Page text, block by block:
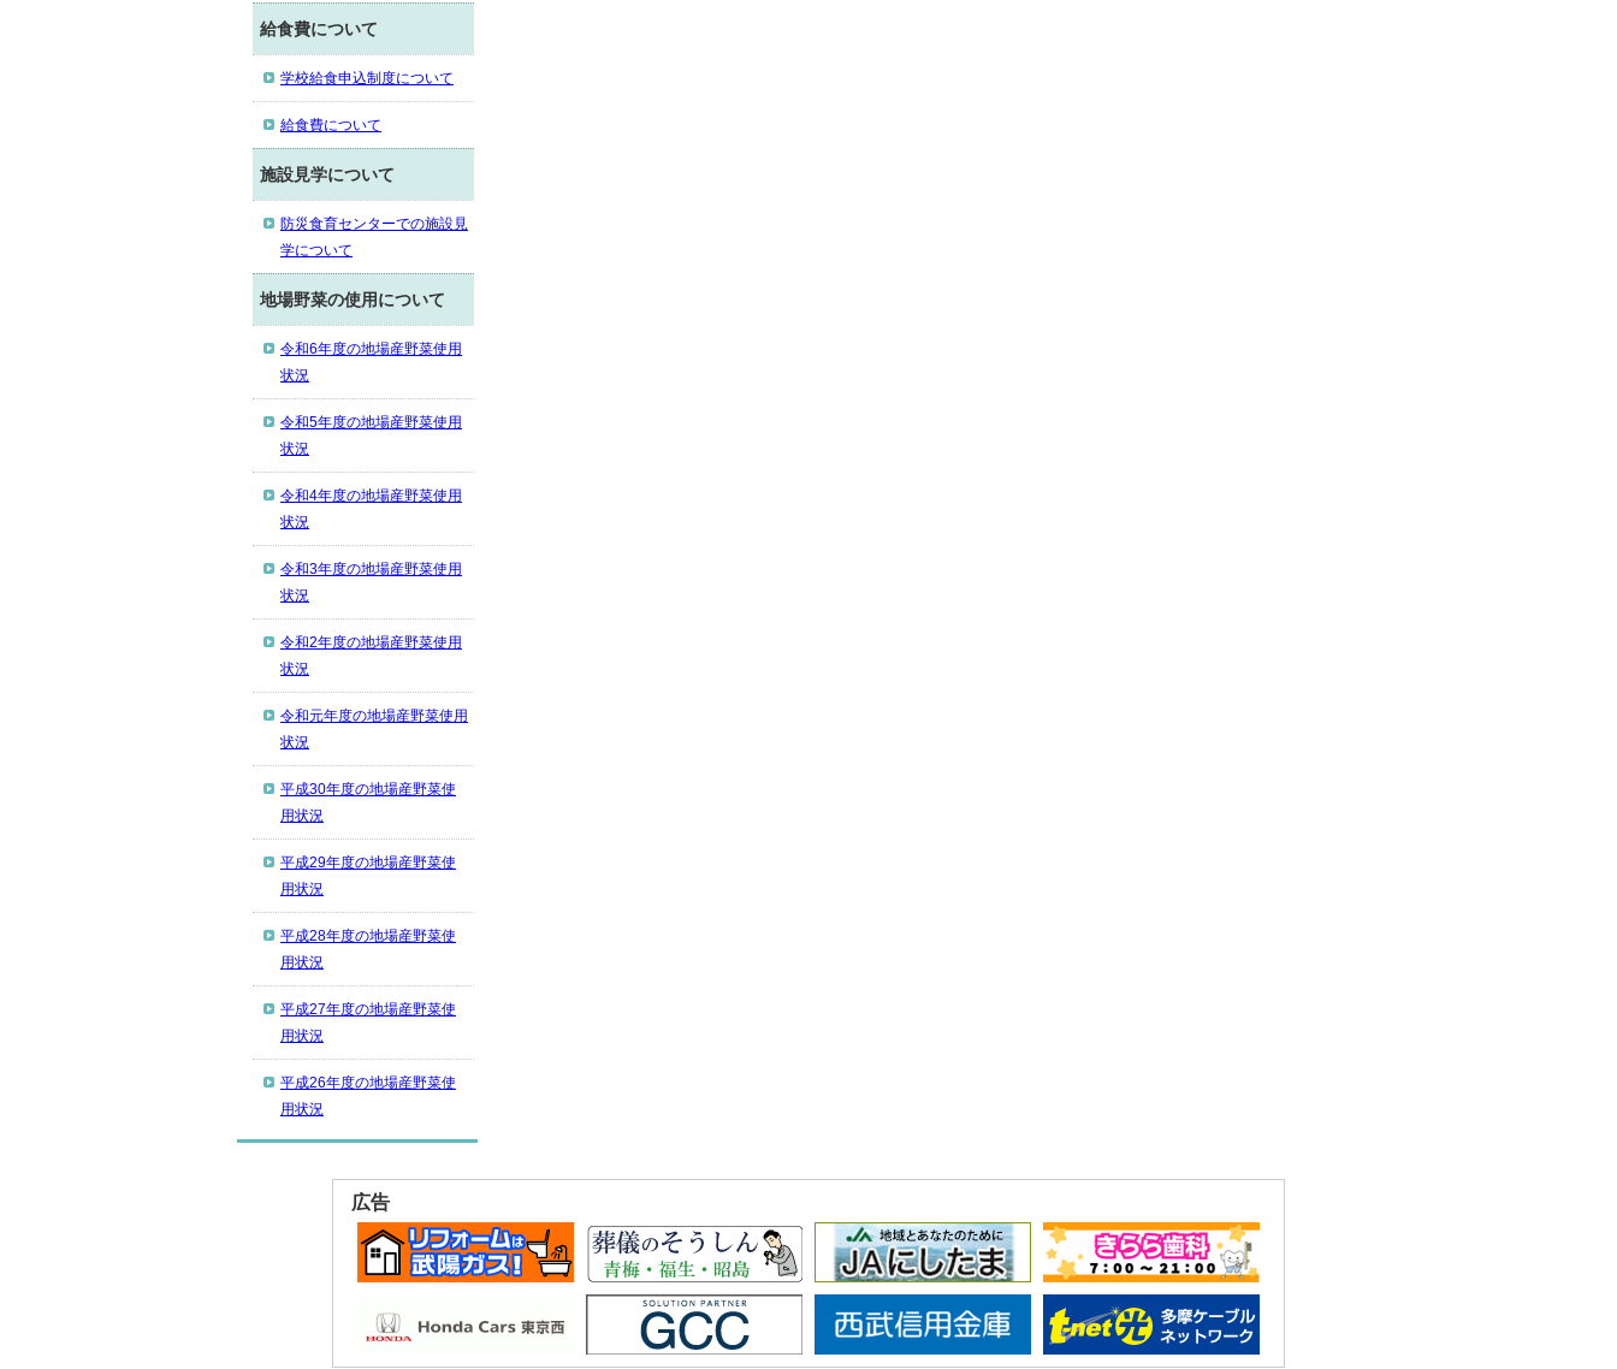
給食費について
学校給食申込制度について
給食費について
施設見学について
防災食育センターでの施設見
学について
地場野菜の使用について
令和6年度の地場産野菜使用
状況
令和5年度の地場産野菜使用
状況
令和4年度の地場産野菜使用
状況
令和3年度の地場産野菜使用
状況
令和2年度の地場産野菜使用
状況
令和元年度の地場産野菜使用
状況
平成30年度の地場産野菜使
用状況
平成29年度の地場産野菜使
用状況
平成28年度の地場産野菜使
用状況
平成27年度の地場産野菜使
用状況
平成26年度の地場産野菜使
用状況
広告